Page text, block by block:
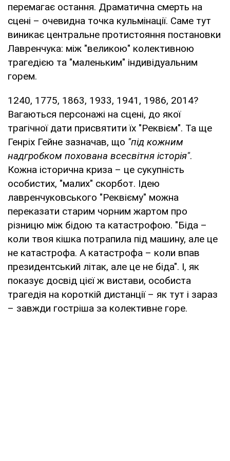
перемагає остання. Драматична смерть на
сцені – очевидна точка кульмінації. Саме тут
виникає центральне протистояння постановки
Лавренчука: між "великою" колективною
трагедією та "маленьким" індивідуальним
горем.
1240, 1775, 1863, 1933, 1941, 1986, 2014?
Вагаються персонажі на сцені, до якої
трагічної дати присвятити їх "Реквієм". Та ще
Генріх Гейне зазначав, що "під кожним
надгробком похована всесвітня історія".
Кожна історична криза – це сукупність
особистих, "малих" скорбот. Ідею
лавренчуковського "Реквієму" можна
переказати старим чорним жартом про
різницю між бідою та катастрофою. "Біда –
коли твоя кішка потрапила під машину, але це
не катастрофа. А катастрофа – коли впав
президентський літак, але це не біда". І, як
показує досвід цієї ж вистави, особиста
трагедія на короткій дистанції – як тут і зараз
– завжди гостріша за колективне горе.